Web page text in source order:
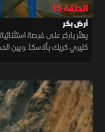
الحلقة 15
أرض بكر
يعثر باركر على فرصة
كليري كريك بألاسكا. وبين